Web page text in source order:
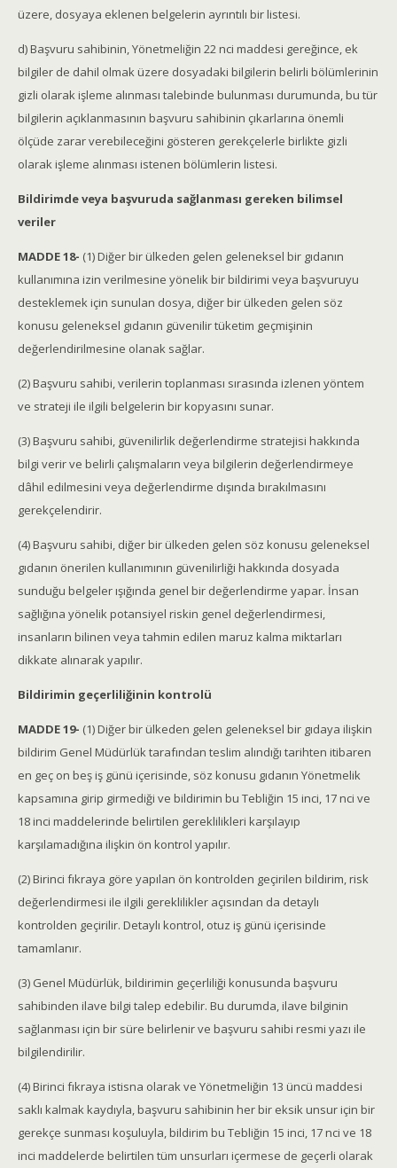
üzere, dosyaya eklenen belgelerin ayrıntılı bir listesi.
d) Başvuru sahibinin, Yönetmeliğin 22 nci maddesi gereğince, ek
bilgiler de dahil olmak üzere dosyadaki bilgilerin belirli bölümlerinin
gizli olarak işleme alınması talebinde bulunması durumunda, bu tür
bilgilerin açıklanmasının başvuru sahibinin çıkarlarına önemli
ölçüde zarar verebileceğini gösteren gerekçelerle birlikte gizli
olarak işleme alınması istenen bölümlerin listesi.
Bildirimde veya başvuruda sağlanması gereken bilimsel
veriler
MADDE 18- (1) Diğer bir ülkeden gelen geleneksel bir gıdanın
kullanımına izin verilmesine yönelik bir bildirimi veya başvuruyu
desteklemek için sunulan dosya, diğer bir ülkeden gelen söz
konusu geleneksel gıdanın güvenilir tüketim geçmişinin
değerlendirilmesine olanak sağlar.
(2) Başvuru sahibi, verilerin toplanması sırasında izlenen yöntem
ve strateji ile ilgili belgelerin bir kopyasını sunar.
(3) Başvuru sahibi, güvenilirlik değerlendirme stratejisi hakkında
bilgi verir ve belirli çalışmaların veya bilgilerin değerlendirmeye
dâhil edilmesini veya değerlendirme dışında bırakılmasını
gerekçelendirir.
(4) Başvuru sahibi, diğer bir ülkeden gelen söz konusu geleneksel
gıdanın önerilen kullanımının güvenilirliği hakkında dosyada
sunduğu belgeler ışığında genel bir değerlendirme yapar. İnsan
sağlığına yönelik potansiyel riskin genel değerlendirmesi,
insanların bilinen veya tahmin edilen maruz kalma miktarları
dikkate alınarak yapılır.
Bildirimin geçerliliğinin kontrolü
MADDE 19- (1) Diğer bir ülkeden gelen geleneksel bir gıdaya ilişkin
bildirim Genel Müdürlük tarafından teslim alındığı tarihten itibaren
en geç on beş iş günü içerisinde, söz konusu gıdanın Yönetmelik
kapsamına girip girmediği ve bildirimin bu Tebliğin 15 inci, 17 nci ve
18 inci maddelerinde belirtilen gereklilikleri karşılayıp
karşılamadığına ilişkin ön kontrol yapılır.
(2) Birinci fıkraya göre yapılan ön kontrolden geçirilen bildirim, risk
değerlendirmesi ile ilgili gereklilikler açısından da detaylı
kontrolden geçirilir. Detaylı kontrol, otuz iş günü içerisinde
tamamlanır.
(3) Genel Müdürlük, bildirimin geçerliliği konusunda başvuru
sahibinden ilave bilgi talep edebilir. Bu durumda, ilave bilginin
sağlanması için bir süre belirlenir ve başvuru sahibi resmi yazı ile
bilgilendirilir.
(4) Birinci fıkraya istisna olarak ve Yönetmeliğin 13 üncü maddesi
saklı kalmak kaydıyla, başvuru sahibinin her bir eksik unsur için bir
gerekçe sunması koşuluyla, bildirim bu Tebliğin 15 inci, 17 nci ve 18
inci maddelerde belirtilen tüm unsurları içermese de geçerli olarak